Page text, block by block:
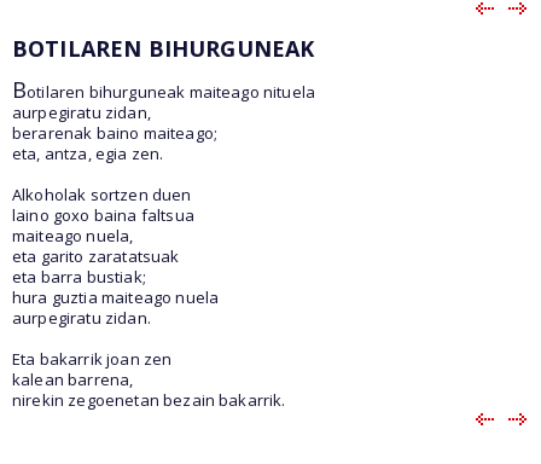
BOTILAREN BIHURGUNEAK
Botilaren bihurguneak maiteago nituela
aurpegiratu zidan,
berarenak baino maiteago;
eta, antza, egia zen.
Alkoholak sortzen duen
laino goxo baina faltsua
maiteago nuela,
eta garito zaratatsuak
eta barra bustiak;
hura guztia maiteago nuela
aurpegiratu zidan.
Eta bakarrik joan zen
kalean barrena,
nirekin zegoenetan bezain bakarrik.